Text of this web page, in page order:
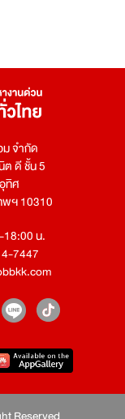
ม จำกัด
ต ดี ชั้น 5
ทิศ
พฯ 10310
18:00 น.
7447